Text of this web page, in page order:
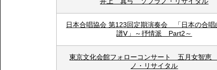
日本合唱協会 第123回定期演奏会 「日本の合唱
譜Ⅴ」～抒情派 Part2～
東京文化会館フォローコンサート 五月女智
ノ・リサイタル